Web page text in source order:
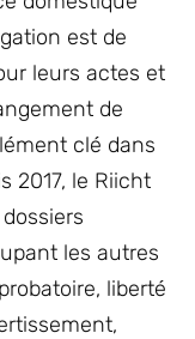
est de
leurs actes et
de
clé dans
2017, le Riicht
les autres
liberté